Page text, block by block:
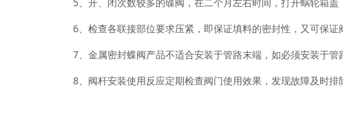
5、开、闭次数较多的碟阀，在二个月左右时间，打开蜗轮箱盖
6、检查各联接部位要求压紧，即保证填料的密封性，又可保证
7、金属密封蝶阀产品不适合安装于管路末端，如必须安装于管
8、阀杆安装使用反应定期检查阀门使用效果，发现故障及时排